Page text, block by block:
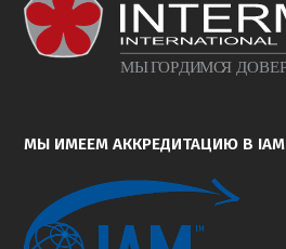
МЫ ИМЕЕМ АККРЕДИТАЦИЮ В IAM